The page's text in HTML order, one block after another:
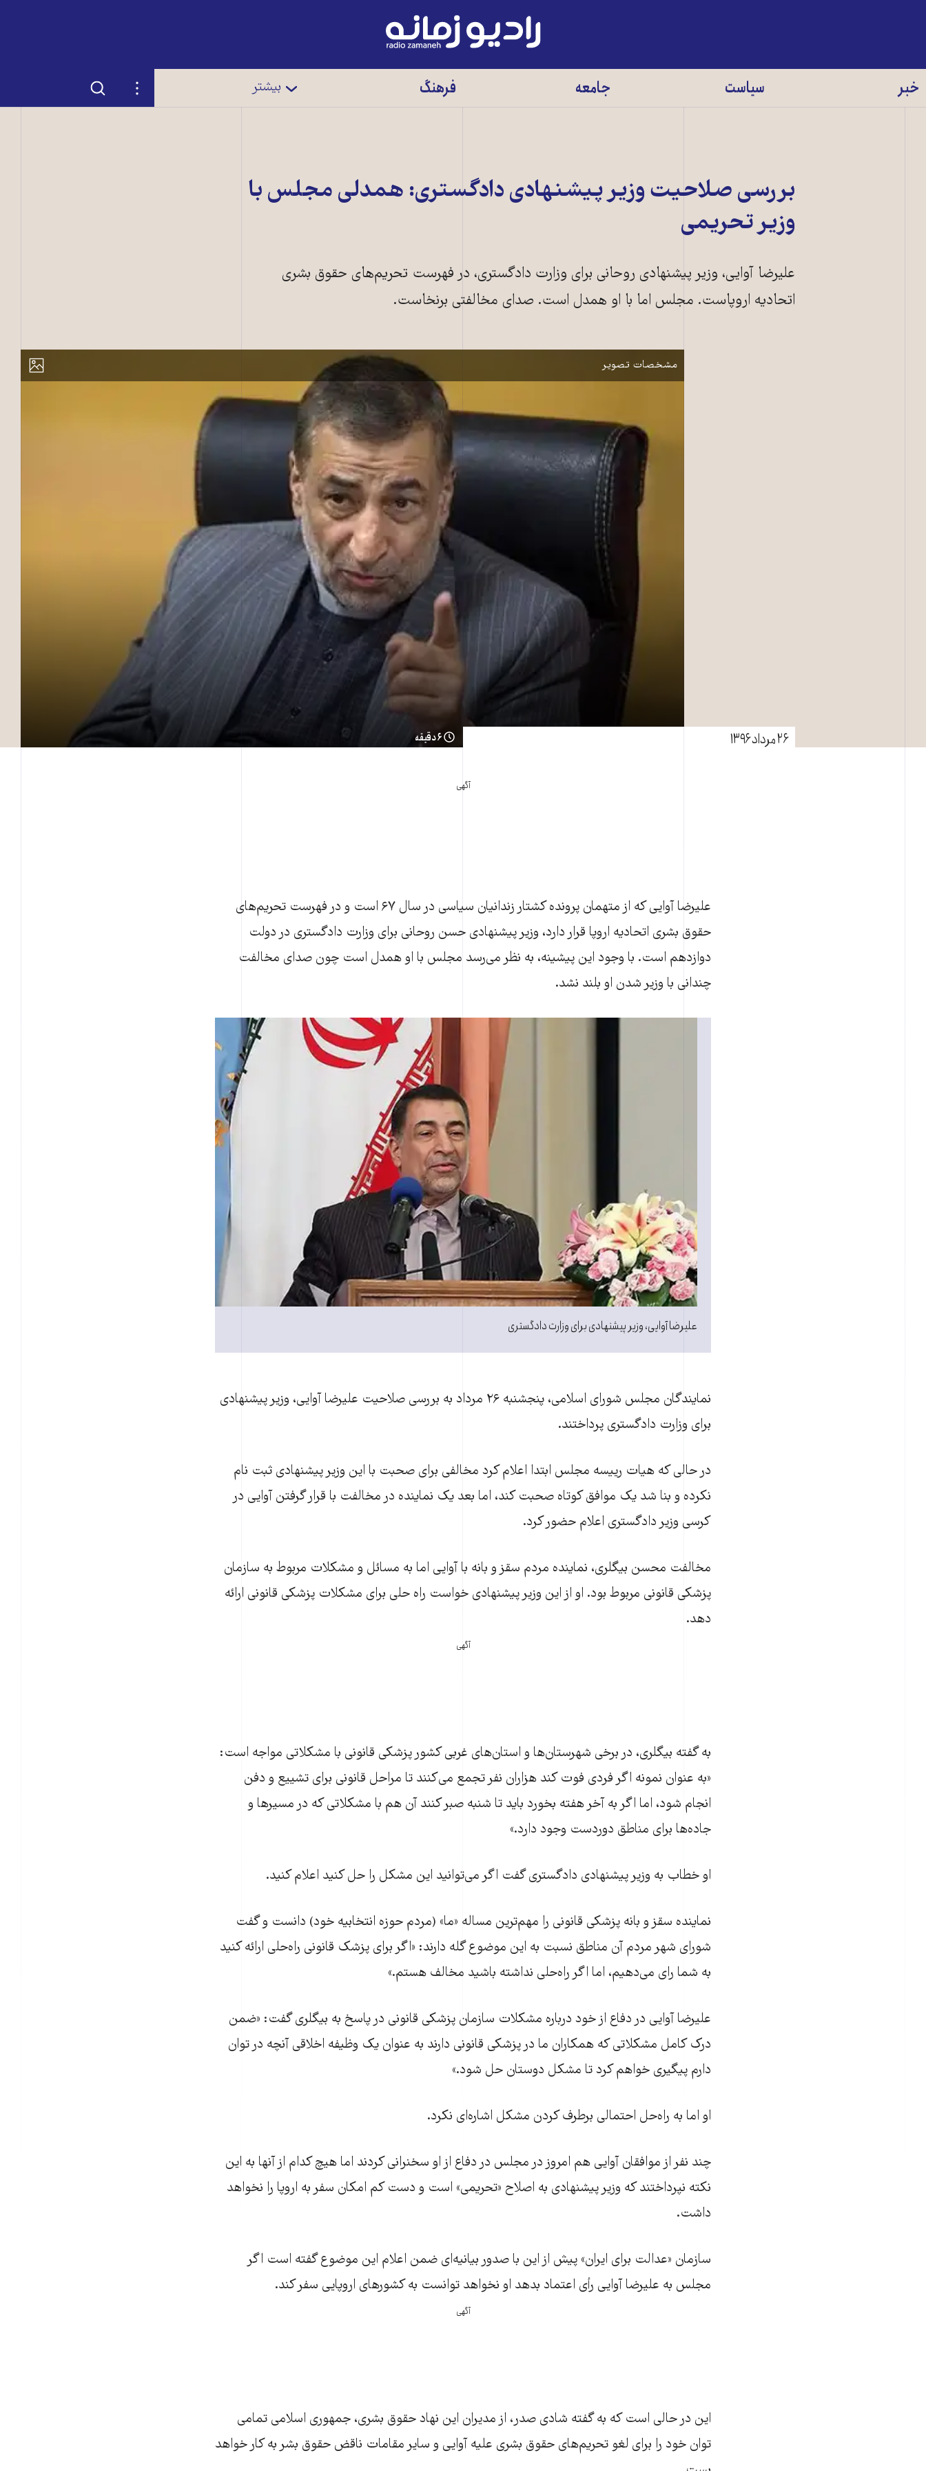
رادیو
زمانه
خبر سیاست جامعه فرهنگ بیشتر تنظیمات جستجو
بررسی صلاحیت وزیر پیشنهادی دادگستری: همدلی مجلس با
وزیر تحریمی
علیرضا آوایی، وزیر پیشنهادی روحانی برای وزارت دادگستری، در فهرست تحریم‌های حقوق بشری
اتحادیه اروپاست. مجلس اما با او همدل است. صدای مخالفتی برنخاست.
نمایش
مشخصات تصویر
۲۶ مرداد ۱۳۹۶ ۶ دقیقه
آگهی
علیرضا آوایی که از متهمان پرونده کشتار زندانیان سیاسی در سال ۶۷ است و در فهرست تحریم‌های
حقوق بشری اتحادیه اروپا قرار دارد، وزیر پیشنهادی حسن روحانی برای وزارت دادگستری در دولت
دوازدهم است. با وجود این پیشینه، به نظر می‌رسد مجلس با او همدل است چون صدای مخالفت
چندانی با وزیر شدن او بلند نشد.
علیرضا آوایی، وزیر پیشنهادی برای وزارت دادگستری
نمایندگان مجلس شورای اسلامی، پنجشنبه ۲۶ مرداد به بررسی صلاحیت علیرضا آوایی، وزیر پیشنهادی
برای وزارت دادگستری پرداختند.
در حالی که هیات رییسه مجلس ابتدا اعلام کرد مخالفی برای صحبت با این وزیر پیشنهادی ثبت نام
نکرده و بنا شد یک موافق کوتاه صحبت کند، اما بعد یک نماینده در مخالفت با قرار گرفتن آوایی در
کرسی وزیر دادگستری اعلام حضور کرد.
مخالفت محسن بیگلری، نماینده مردم سقز و بانه با آوایی اما به مسائل و مشکلات مربوط به سازمان
پزشکی قانونی مربوط بود. او از این وزیر پیشنهادی خواست راه حلی برای مشکلات پزشکی قانونی ارائه
دهد.
آگهی
به گفته بیگلری، در برخی شهرستان‌ها و استان‌های غربی کشور پزشکی قانونی با مشکلاتی مواجه است:
«به عنوان نمونه اگر فردی فوت کند هزاران نفر تجمع می‌کنند تا مراحل قانونی برای تشییع و دفن
انجام شود، اما اگر به آخر هفته بخورد باید تا شنبه صبر کنند آن هم با مشکلاتی که در مسیرها و
جاده‌ها برای مناطق دوردست وجود دارد.»
او خطاب به وزیر پیشنهادی دادگستری گفت اگر می‌توانید این مشکل را حل کنید اعلام کنید.
نماینده سقز و بانه پزشکی قانونی را مهم‌ترین مساله‌ «ما» (مردم حوزه انتخابیه خود) دانست و گفت
شورای شهر مردم آن مناطق نسبت به این موضوع گله دارند: «اگر برای پزشک قانونی راه‌حلی ارائه کنید
به شما رای می‌دهیم، اما اگر راه‌حلی نداشته باشید مخالف هستم.»
علیرضا آوایی در دفاع از خود درباره مشکلات سازمان پزشکی قانونی در پاسخ به بیگلری گفت: «ضمن
درک کامل مشکلاتی که همکاران ما در پزشکی قانونی دارند به عنوان یک وظیفه اخلاقی آنچه در توان
دارم پیگیری خواهم کرد تا مشکل دوستان حل شود.»
او اما به راه‌حل احتمالی برطرف کردن مشکل اشاره‌ای نکرد.
چند نفر از موافقان آوایی هم امروز در مجلس در دفاع از او سخنرانی کردند اما هیچ کدام از آنها به این
نکته نپرداختند که وزیر پیشنهادی به اصلاح «تحریمی» است و دست کم امکان سفر به اروپا را نخواهد
داشت.
سازمان «عدالت برای ایران» پیش از این با صدور بیانیه‌ای ضمن اعلام این موضوع گفته است اگر
مجلس به علیرضا آوایی رأی اعتماد بدهد او نخواهد توانست به کشورهای اروپایی سفر کند.
آگهی
این در حالی است که به‌ گفته شادی صدر، از مدیران این نهاد حقوق بشری، جمهوری اسلامی تمامی
توان خود را برای لغو تحریم‌های حقوق بشری علیه آوایی و سایر مقامات ناقض حقوق بشر به کار خواهد